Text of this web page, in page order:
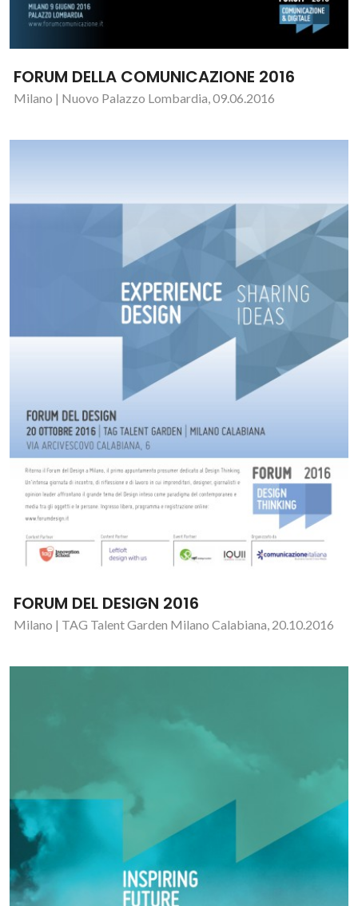
FORUM DELLA COMUNICAZIONE 2016
Milano | Nuovo Palazzo Lombardia, 09.06.2016
FORUM DEL DESIGN 2016
Milano | TAG Talent Garden Milano Calabiana, 20.10.2016